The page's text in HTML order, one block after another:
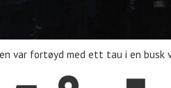
var fortøyd med ett tau i en busk